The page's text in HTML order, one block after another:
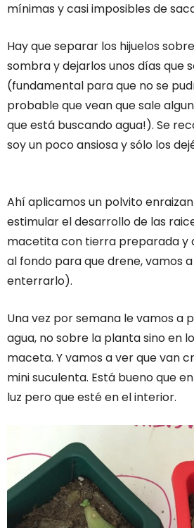
mínimas y casi imposibles de
Hay que separar los hijuelos
sombra y dejarlos unos días que
(fundamental para que no se
probable que vean que sale
que está buscando agua!). Se
soy un poco ansiosa y sólo los
Ahí aplicamos un polvito
estimular el desarrollo de las
macetita con tierra preparada y
al fondo para que drene, vamos
enterrarlo).
Una vez por semana le vamos a
agua, no sobre la planta sino en
maceta. Y vamos a ver que van
mini suculenta. Está bueno que
luz pero que esté en el interior.